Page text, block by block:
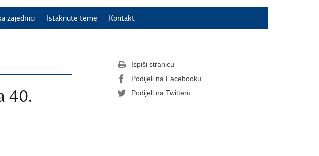
zajednici Istaknute teme Kontakt
40.
Ispiši stranicu
Podijeli na Facebooku
Podijeli na Twitteru